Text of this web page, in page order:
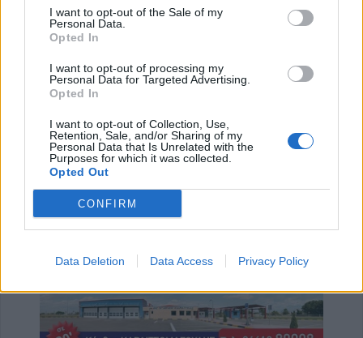
I want to opt-out of the Sale of my
Personal Data.
Opted In
I want to opt-out of processing my
Personal Data for Targeted Advertising.
Opted In
I want to opt-out of Collection, Use,
Retention, Sale, and/or Sharing of my
Personal Data that Is Unrelated with the
Purposes for which it was collected.
Opted Out
CONFIRM
Data Deletion Data Access Privacy Policy